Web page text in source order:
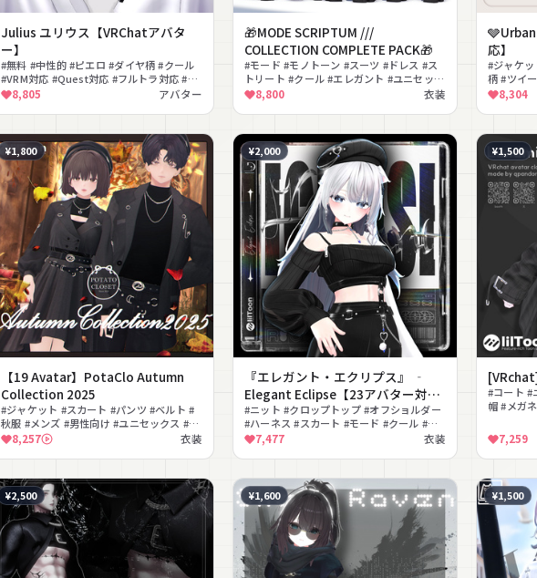
Julius ユリウス【VRChatアバタ
ー】
#無料 #中性的 #ピエロ #ダイヤ柄 #クール
#VRM対応 #Quest対応 #フルトラ対応 #ユ
ニセックス
8,805 アバター
🎁MODE SCRIPTUM ///
COLLECTION COMPLETE PACK🎁
#モード #モノトーン #スーツ #ドレス #ス
トリート #クール #エレガント #ユニセック
ス #ベレー帽 #厚底ブーツ
8,800 衣装
応】
#ジャケ
柄 #ツイ
クラシカ
8,304
¥1,800
【19 Avatar】PotaClo Autumn
Collection 2025
#ジャケット #スカート #パンツ #ベルト #
秋服 #メンズ #男性向け #ユニセックス #セ
ットアップ #MA対応
8,257 衣装
¥2,000
『エレガント・エクリプス』 ‐
Elegant Eclipse【23アバター対
応】
#ニット #クロップトップ #オフショルダー
#ハーネス #スカート #モード #クール #セ
クシー #アイドル #ブーツ
7,477 衣装
¥1,500
#コート #
帽 #メガ
7,259
¥2,500 ¥1,600 ¥1,500